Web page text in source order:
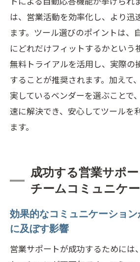
は、営業活動を効率化し、より迅
ます。ツール選びのポイントは、
にどれだけフィットするかという
無料トライアルを活用し、実際の
することが推奨されます。加えて
実しているベンダーを選ぶことで
速に解決でき、安心してツールを
ます。
成功する営業サポ
チームコミュニケ
効果的なコミュニケーション
に及ぼす影響
営業サポートが成功するためには